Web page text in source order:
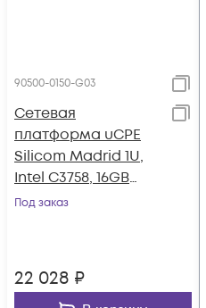
90500-0150-G03
Сетевая
платформа uCPE
Silicom Madrid 1U,
Intel C3758, 16GB
RAM, 128GB M.2
Под заказ
22 028 ₽